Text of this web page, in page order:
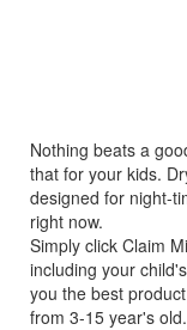
Nothing beats a
that for your kids.
designed for night-
right now.
Simply click Claim
including your
you the best
from 3-15 year's old.